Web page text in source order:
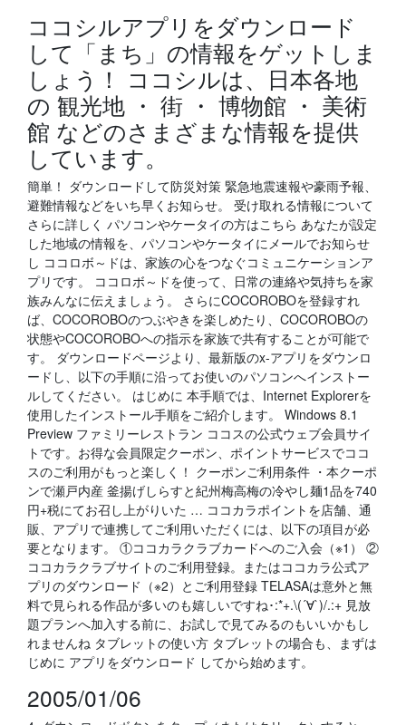
ココシルアプリをダウンロード
して「まち」の情報をゲットしま
しょう！ ココシルは、日本各地
の 観光地 ・ 街 ・ 博物館 ・ 美術
館 などのさまざまな情報を提供
しています。
簡単！ ダウンロードして防災対策 緊急地震速報や豪雨予報、
避難情報などをいち早くお知らせ。 受け取れる情報について
さらに詳しく パソコンやケータイの方はこちら あなたが設定
した地域の情報を、パソコンやケータイにメールでお知らせ
し ココロボ～ドは、家族の心をつなぐコミュニケーションア
プリです。 ココロボ～ドを使って、日常の連絡や気持ちを家
族みんなに伝えましょう。 さらにCOCOROBOを登録すれ
ば、COCOROBOのつぶやきを楽しめたり、COCOROBOの
状態やCOCOROBOへの指示を家族で共有することが可能で
す。 ダウンロードページより、最新版のx-アプリをダウンロ
ードし、以下の手順に沿ってお使いのパソコンへインストー
ルしてください。 はじめに 本手順では、Internet Explorerを
使用したインストール手順をご紹介します。 Windows 8.1
Preview ファミリーレストラン ココスの公式ウェブ会員サイ
トです。お得な会員限定クーポン、ポイントサービスでココ
スのご利用がもっと楽しく！ クーポンご利用条件 ・本クーポ
ンで瀬戸内産 釜揚げしらすと紀州梅高梅の冷やし麺1品を740
円+税にてお召し上がりいた … ココカラポイントを店舗、通
販、アプリで連携してご利用いただくには、以下の項目が必
要となります。 ①ココカラクラブカードへのご入会（※1） ②
ココカラクラブサイトのご利用登録。またはココカラ公式ア
プリのダウンロード（※2）とご利用登録 TELASAは意外と無
料で見られる作品が多いのも嬉しいですね･:*+.\(´∀`)/.:+ 見放
題プランへ加入する前に、お試しで見てみるのもいいかもし
れませんね タブレットの使い方 タブレットの場合も、まずは
じめに アプリをダウンロード してから始めます。
2005/01/06